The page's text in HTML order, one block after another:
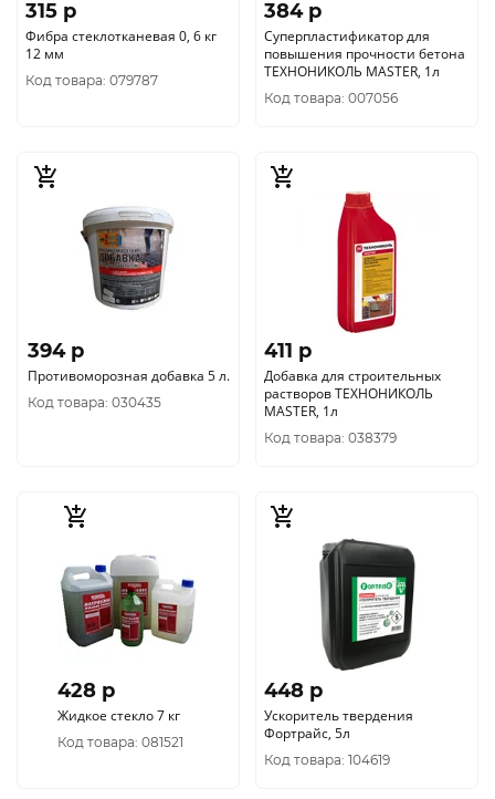
315 p
Фибра стеклотканевая 0, 6 кг
12 мм
Код товара: 079787
384 p
Суперпластификатор для
повышения прочности бетона
ТЕХНОНИКОЛЬ MASTER, 1л
Код товара: 007056
394 p
Противоморозная добавка 5 л.
Код товара: 030435
411 p
Добавка для строительных
растворов ТЕХНОНИКОЛЬ
MASTER, 1л
Код товара: 038379
428 p
Жидкое стекло 7 кг
Код товара: 081521
448 p
Ускоритель твердения
Фортрайс, 5л
Код товара: 104619